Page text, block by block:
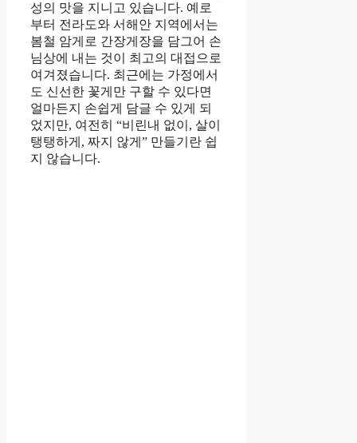
성의 맛을 지니고 있습니다. 예로
부터 전라도와 서해안 지역에서는
봄철 암게로 간장게장을 담그어 손
님상에 내는 것이 최고의 대접으로
여겨졌습니다. 최근에는 가정에서
도 신선한 꽃게만 구할 수 있다면
얼마든지 손쉽게 담글 수 있게 되
었지만, 여전히 “비린내 없이, 살이
탱탱하게, 짜지 않게” 만들기란 쉽
지 않습니다.